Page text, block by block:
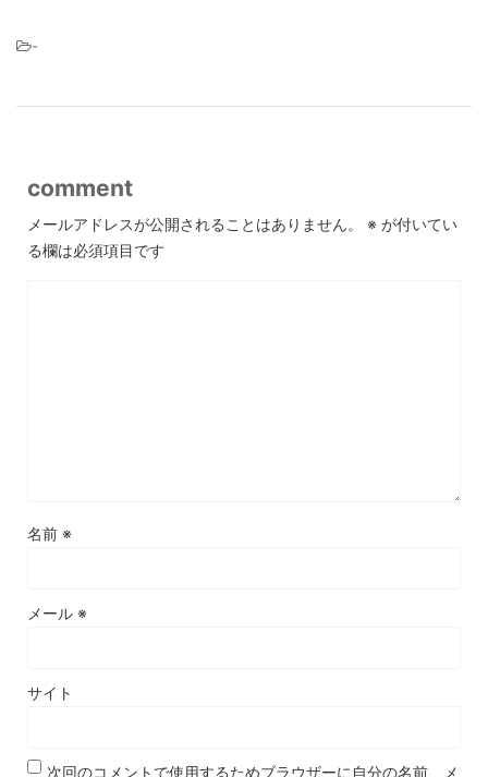
-
comment
メールアドレスが公開されることはありません。 ※ が付いてい
る欄は必須項目です
名前 ※
メール ※
サイト
次回のコメントで使用するためブラウザーに自分の名前、メ